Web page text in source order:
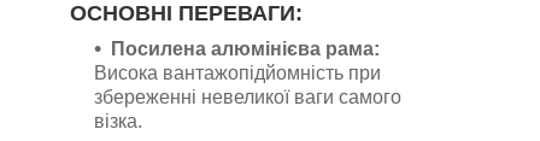
ОСНОВНІ ПЕРЕВАГИ:
Посилена алюмінієва рама:
Висока вантажопідйомність при
збереженні невеликої ваги самого
візка.